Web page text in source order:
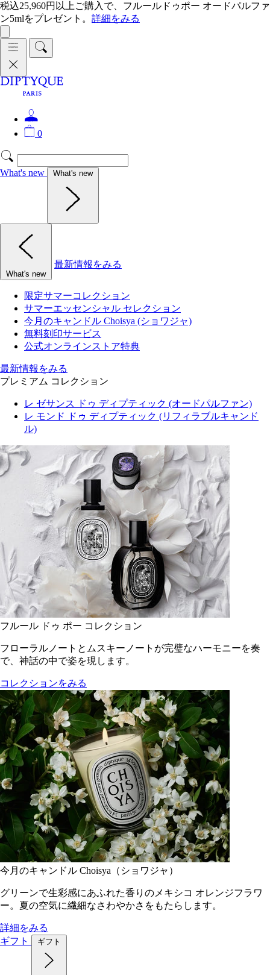
税込25,960円以上ご購入で、フルールドゥポー オードパルファ
ン5mlをプレゼント。 詳細をみる
0
What's new What's new
What's new
最新情報をみる
限定サマーコレクション
サマーエッセンシャル セレクション
今月のキャンドル Choisya (ショワジャ)
無料刻印サービス
公式オンラインストア特典
最新情報をみる
プレミアム コレクション
レ ゼサンス ドゥ ディプティック (オードパルファン)
レ モンド ドゥ ディプティック (リフィラブルキャンド
ル)
フルール ドゥ ポー コレクション
フローラルノートとムスキーノートが完璧なハーモニーを奏
で、神話の中で姿を現します。
コレクションをみる
今月のキャンドル Choisya（ショワジャ）
グリーンで生彩感にあふれた香りのメキシコ オレンジフラワ
ー。夏の空気に繊細なさわやかさをもたらします。
詳細をみる
ギフト
ギフト